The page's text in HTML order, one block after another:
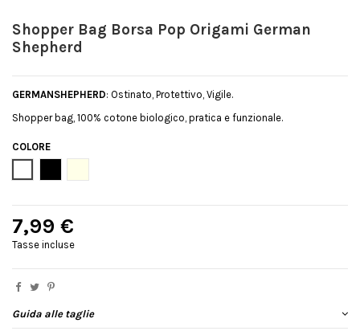
Shopper Bag Borsa Pop Origami German
Shepherd
GERMANSHEPHERD: Ostinato, Protettivo, Vigile.
Shopper bag, 100% cotone biologico, pratica e funzionale.
COLORE
7,99 €
Tasse incluse
Guida alle taglie